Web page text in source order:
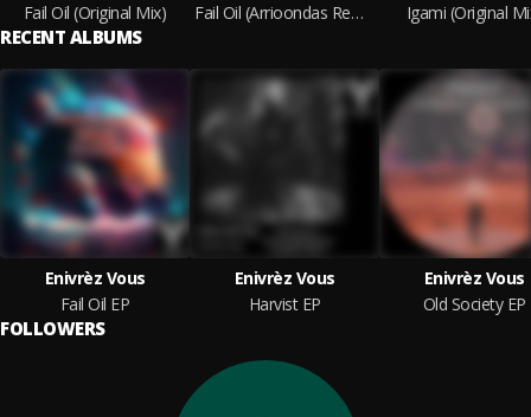
Fail Oil (Original Mix)
Fail Oil (Arrioondas Remix)
Igami (Original
RECENT ALBUMS
Enivrèz Vous
Fail Oil EP
Enivrèz Vous
Harvist EP
Enivrèz Vous
Old Society EP
FOLLOWERS